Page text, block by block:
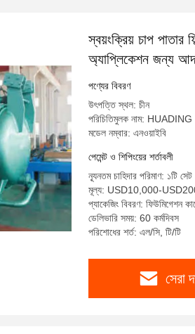
স্বয়ংক্রিয় চাপ পাতার
অ্যাপ্লিকেশন জন্য
পণ্যের বিবরণ
উৎপত্তি স্থল: চীন
পরিচিতিমুলক নাম: HUADING
মডেল নম্বার: এনওয়াইবি
পেমেন্ট ও শিপিংয়ের শর্তাবলী
ন্যূনতম চাহিদার পরিমাণ: ১টি সেট
মূল্য: USD10,000-
প্যাকেজিং বিবরণ: ফিউমিগেশন
ডেলিভারি সময়: 60 কর্মদিবস
পরিশোধের শর্ত: এল/সি, টি/টি
সেরা